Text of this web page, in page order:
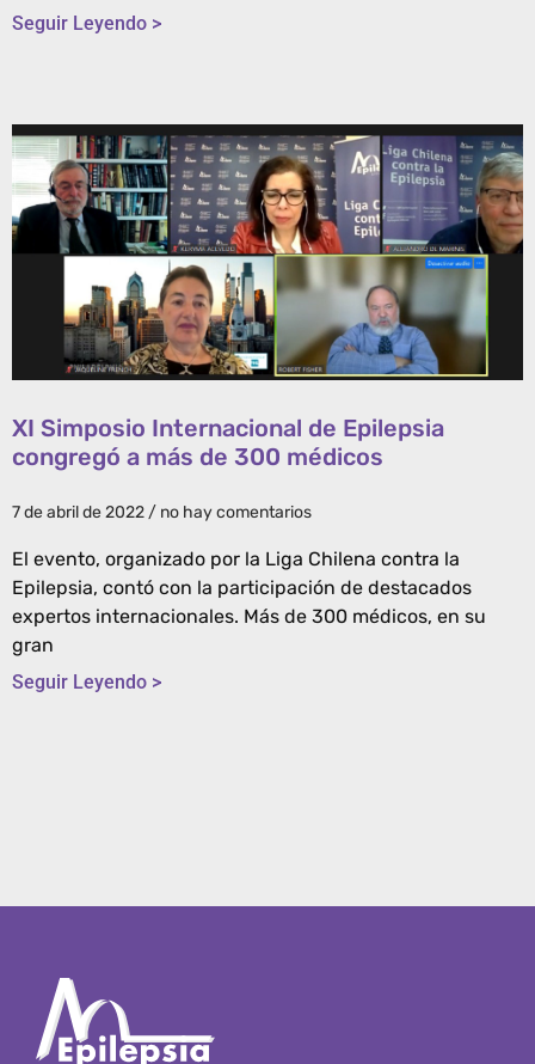
Seguir Leyendo >
XI Simposio Internacional de Epilepsia
congregó a más de 300 médicos
7 de abril de 2022 no hay comentarios
El evento, organizado por la Liga Chilena contra la
Epilepsia, contó con la participación de destacados
expertos internacionales. Más de 300 médicos, en su
gran
Seguir Leyendo >